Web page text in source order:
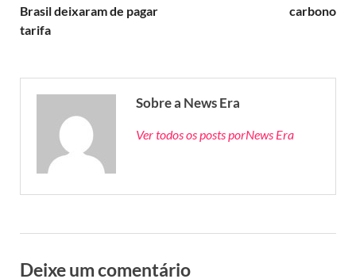
Brasil deixaram de pagar
tarifa
carbono
Sobre a News Era
Ver todos os posts porNews Era
Deixe um comentário